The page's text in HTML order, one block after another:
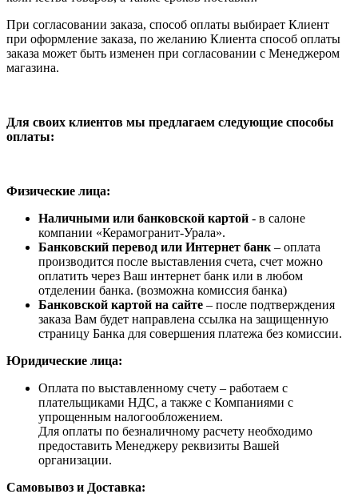
При согласовании заказа, способ оплаты выбирает Клиент
при оформление заказа, по желанию Клиента способ оплаты
заказа может быть изменен при согласовании с Менеджером
магазина.
Для своих клиентов мы предлагаем следующие способы
оплаты:
Физические лица:
Наличными или банковской картой - в салоне
компании «Керамогранит-Урала».
Банковский перевод или Интернет банк – оплата
производится после выставления счета, счет можно
оплатить через Ваш интернет банк или в любом
отделении банка. (возможна комиссия банка)
Банковской картой на сайте – после подтверждения
заказа Вам будет направлена ссылка на защищенную
страницу Банка для совершения платежа без комиссии.
Юридические лица:
Оплата по выставленному счету – работаем с
плательщиками НДС, а также с Компаниями с
упрощенным налогообложением.
Для оплаты по безналичному расчету необходимо
предоставить Менеджеру реквизиты Вашей
организации.
Самовывоз и Доставка: